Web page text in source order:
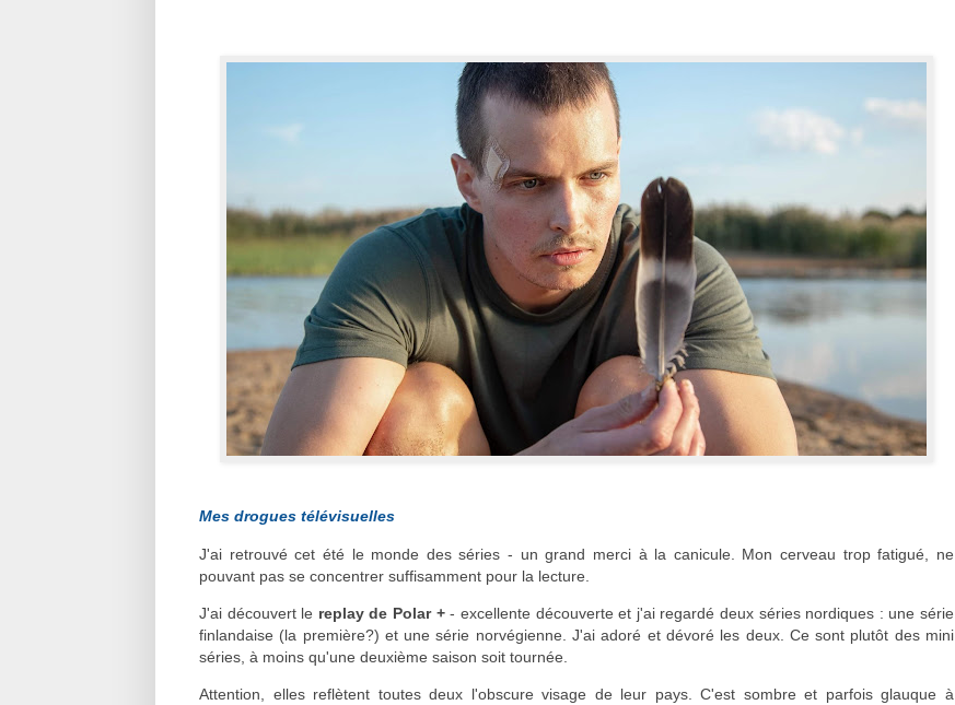
Mes drogues télévisuelles
J'ai retrouvé cet été le monde des séries - un grand merci à la canicule. Mon cerveau trop fatigué, ne
pouvant pas se concentrer suffisamment pour la lecture.
J'ai découvert le replay de Polar +- excellente découverte et j'ai regardé deux séries nordiques : une série
finlandaise (la première?) et une série norvégienne. J'ai adoré et dévoré les deux. Ce sont plutôt des mini
séries, à moins qu'une deuxième saison soit tournée.
Attention, elles reflètent toutes deux l'obscure visage de leur pays. C'est sombre et parfois glauque à